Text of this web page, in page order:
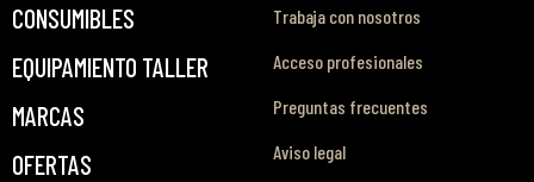
CONSUMIBLES
EQUIPAMIENTO TALLER
MARCAS
OFERTAS
Trabaja con nosotros
Acceso profesionales
Preguntas frecuentes
Aviso legal